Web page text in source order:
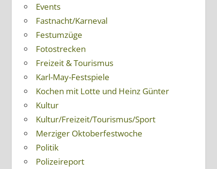
Events
Fastnacht/Karneval
Festumzüge
Fotostrecken
Freizeit & Tourismus
Karl-May-Festspiele
Kochen mit Lotte und Heinz Günter
Kultur
Kultur/Freizeit/Tourismus/Sport
Merziger Oktoberfestwoche
Politik
Polizeireport